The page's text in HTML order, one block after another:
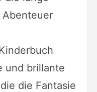
und brillante
die Fantasie